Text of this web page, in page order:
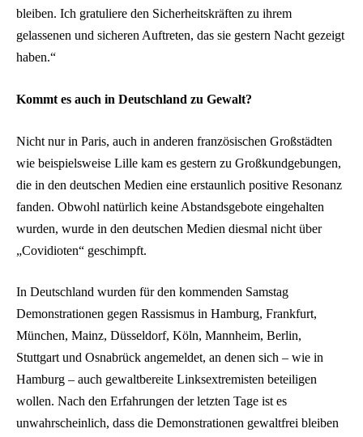
bleiben. Ich gratuliere den Sicherheitskräften zu ihrem
gelassenen und sicheren Auftreten, das sie gestern Nacht gezeigt
haben.“
Kommt es auch in Deutschland zu Gewalt?
Nicht nur in Paris, auch in anderen französischen Großstädten
wie beispielsweise Lille kam es gestern zu Großkundgebungen,
die in den deutschen Medien eine erstaunlich positive Resonanz
fanden. Obwohl natürlich keine Abstandsgebote eingehalten
wurden, wurde in den deutschen Medien diesmal nicht über
„Covidioten“ geschimpft.
In Deutschland wurden für den kommenden Samstag
Demonstrationen gegen Rassismus in Hamburg, Frankfurt,
München, Mainz, Düsseldorf, Köln, Mannheim, Berlin,
Stuttgart und Osnabrück angemeldet, an denen sich – wie in
Hamburg – auch gewaltbereite Linksextremisten beteiligen
wollen. Nach den Erfahrungen der letzten Tage ist es
unwahrscheinlich, dass die Demonstrationen gewaltfrei bleiben